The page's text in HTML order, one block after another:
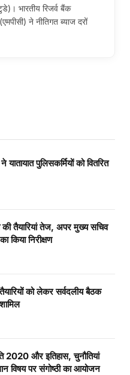
भारतीय रिजर्व बैंक
ने नीतिगत ब्याज दरों
पुलिसकर्मियों को वितरित
की तैयारियां तेज, अपर मुख्य सचिव
किया निरीक्षण
को लेकर सर्वदलीय बैठक
2020 और इतिहास, चुनौतियां
विषय पर संगोष्ठी का आयोजन